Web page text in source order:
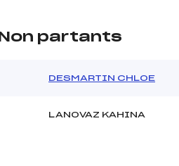
Non partants
DESMARTIN CHLOE
LANOVAZ KAHINA